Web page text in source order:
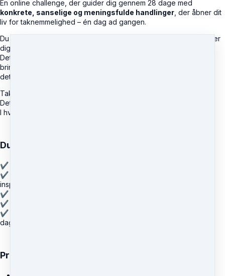
En online challenge, der guider dig gennem 28 dage med
konkrete, sanselige og meningsfulde handlinger , der åbner dit
liv for taknemmelighed – én dag ad gangen.
Du får
, som inviterer
dig til at
Det kan være små opgaver, bevægelser, ord eller ritualer, der
bringer dig tættere på dig selv, din krop, dine relationer – og på
det, du allerede har, men måske ikke ser.
Taknemmelighed bliver ikke længere en tanke.
Det bliver noget, du mærker.
I hverdagen. I kroppen. I måden du er til stede på.
Du får:
✔ 28 guidede taknemmelighedsopgaver – én hver dag
✔ Adgang til et delt fællesskab, hvor du kan dele og blive
inspireret
✔ Visuelle, smukke låger med korte, klare instruktioner
✔ Eksempler, spejling og guidance til hver opgave
✔ En praksis du kan tage med dig videre – længe efter de 28
dage er gået
Praktisk: